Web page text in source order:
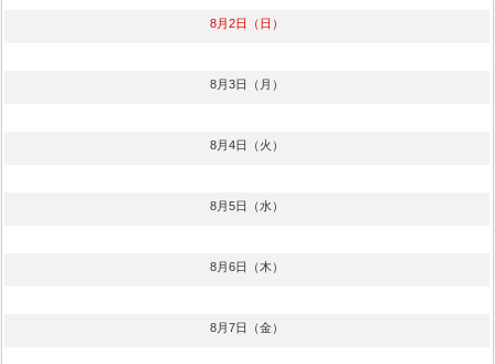
8月2日（日）
8月3日（月）
8月4日（火）
8月5日（水）
8月6日（木）
8月7日（金）